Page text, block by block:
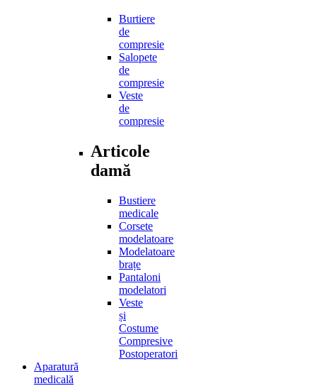
Burtiere
de
compresie
Salopete
de
compresie
Veste
de
compresie
Articole
damă
Bustiere
medicale
Corsete
modelatoare
Modelatoare
brațe
Pantaloni
modelatori
Veste
și
Costume
Compresive
Postoperatori
Aparatură
medicală